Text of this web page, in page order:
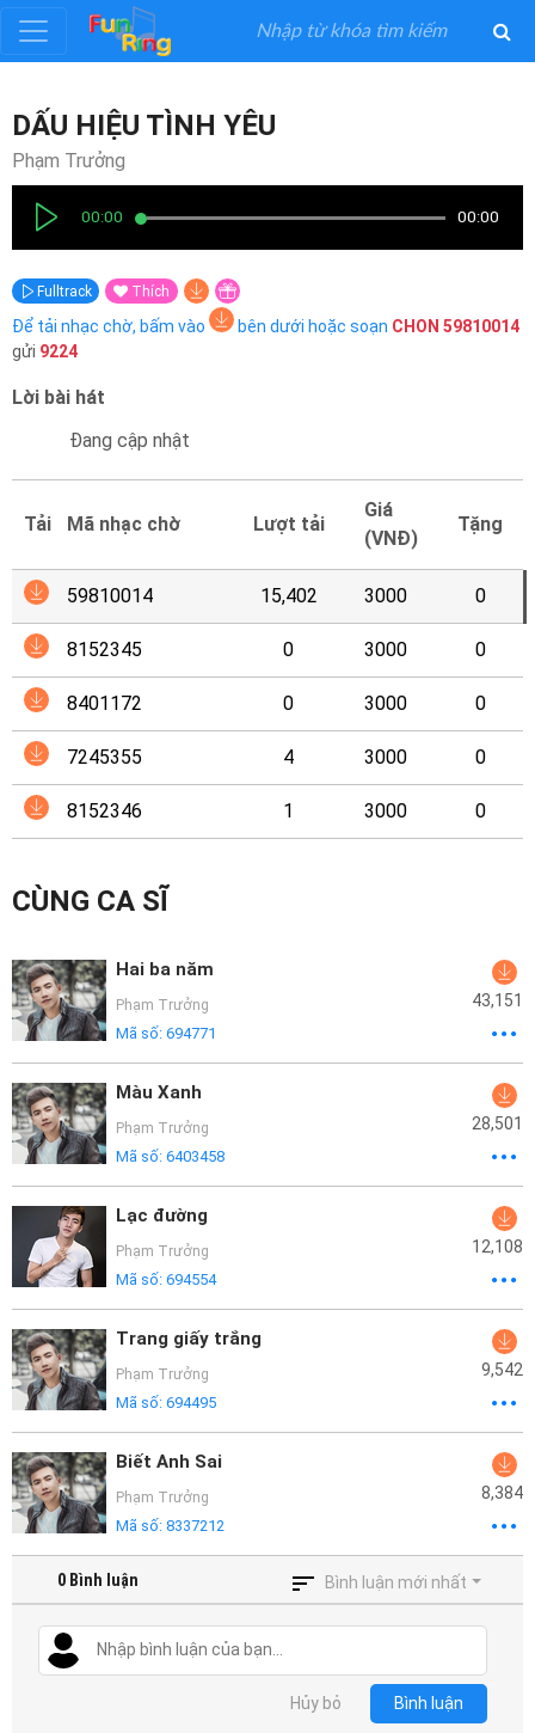
Đăng
ký
nhập
Thể
Loại
Nghệ
Mại
Hướng
Dẫn
Funring
Doanh
Nghiệp
DẤU HIỆU TÌNH YÊU
Phạm Trưởng
00:00 00:00
Fulltrack Thích
Để tải nhạc chờ, bấm vào bên dưới hoặc soạn CHON 59810014
gửi 9224
Lời bài hát
Đang cập nhật
Tải Mã nhạc chờ Lượt tải
Giá
(VNĐ)
Tặng
59810014 15,402 3000 0
8152345 0 3000 0
8401172 0 3000 0
7245355 4 3000 0
8152346 1 3000 0
CÙNG CA SĨ
Hai ba năm
Phạm Trưởng
Mã số: 694771
43,151
Màu Xanh
Phạm Trưởng
Mã số: 6403458
28,501
Lạc đường
Phạm Trưởng
Mã số: 694554
12,108
Trang giấy trắng
Phạm Trưởng
Mã số: 694495
9,542
Biết Anh Sai
Phạm Trưởng
Mã số: 8337212
8,384
0 Bình luận Bình luận mới nhất
Hủy bỏ Bình luận